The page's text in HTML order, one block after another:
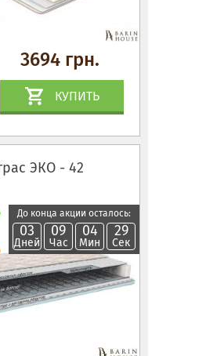
3694 грн.
КУПИТЬ
ЭКО - 42
До конца акции осталось:
03
Дней
09
Час
04
Мин
28
Сек